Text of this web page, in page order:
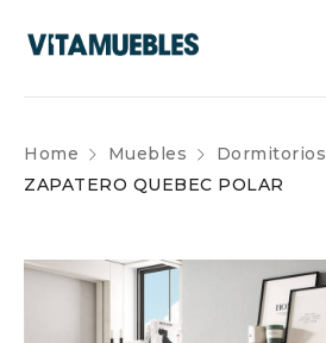
Home Muebles Dormitorios
ZAPATERO QUEBEC POLAR